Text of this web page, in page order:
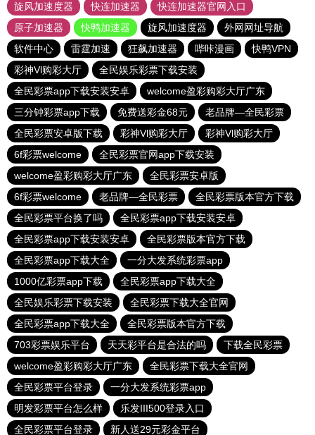
旋风加速度器
快连加速器
快连加速器官网入口
原子加速器
快鸭加速器 旋风加速度器
外网网址导航
软件中心
雷霆加速 狂飙加速器 哔咔漫画
快鸭VPN
彩神Vl购彩大厅
全民娱乐彩票下载安装
全民彩票app下载安装安卓
welcome盈彩购彩大厅广东
三分钟彩票app下载
免费送彩金68元
老品牌—全民彩票
全民彩票安卓版下载
彩神Vl购彩大厅
彩神Vl购彩大厅
6f彩票welcome
全民彩票官网app下载安装
welcome盈彩购彩大厅广东
全民彩票安卓版
6f彩票welcome
老品牌—全民彩票
全民彩票版本官方下载
全民彩票平台换了吗
全民彩票app下载安装安卓
全民彩票app下载安装安卓
全民彩票版本官方下载
全民彩票app下载大全
一分大发系统彩票app
1000亿彩票app下载
全民彩票app下载大全
全民娱乐彩票下载安装
全民彩票下载大全官网
全民彩票app下载大全
全民彩票版本官方下载
703彩票娱乐平台
天天彩平台是合法的吗
下载全民彩票
welcome盈彩购彩大厅广东
全民彩票下载大全官网
全民彩票平台登录
一分大发系统彩票app
明发彩票平台怎么样
乐发III500登录入口
全民彩票平台登录
新人送29元彩金平台